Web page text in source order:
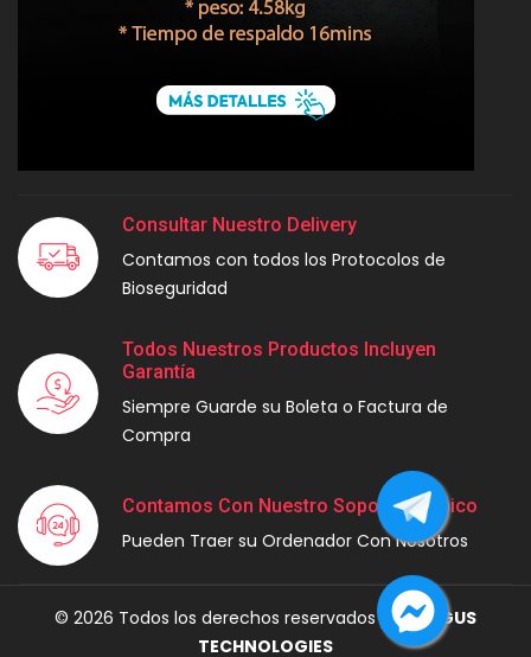
Consultar Nuestro Delivery
Contamos con todos los Protocolos de
Bioseguridad
Todos Nuestros Productos Incluyen
Garantía
Siempre Guarde su Boleta o Factura de
Compra
Contamos Con Nuestro Soporte Técnico
Pueden Traer su Ordenador Con Nosotros
© 2026 Todos los derechos reservados porMAGUS
TECHNOLOGIES